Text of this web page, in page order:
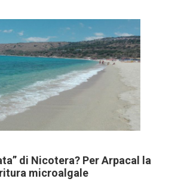
di Nicotera? Per Arpacal la
microalgale